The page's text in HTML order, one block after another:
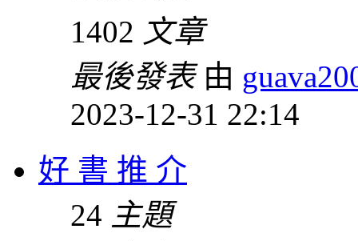
1402 文章
最後發表由
2023-12-31 22:14
好 書 推 介
24 主題